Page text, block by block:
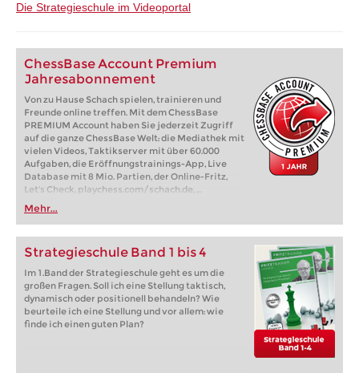
Die Strategieschule im Videoportal
ChessBase Account Premium
Jahresabonnement
Von zu Hause Schach spielen, trainieren und
Freunde online treffen. Mit dem ChessBase
PREMIUM Account haben Sie jederzeit Zugriff
auf die ganze ChessBase Welt: die Mediathek mit
vielen Videos, Taktikserver mit über 60.000
Aufgaben, die Eröffnungstrainings-App, Live
Database mit 8 Mio. Partien, der Online-Fritz,
Let's Check, playchess.com/schach.de, ...
Mehr...
Strategieschule Band 1 bis 4
Im 1.Band der Strategieschule geht es um die
großen Fragen. Soll ich eine Stellung taktisch,
dynamisch oder positionell behandeln? Wie
beurteile ich eine Stellung und vor allem: wie
finde ich einen guten Plan?